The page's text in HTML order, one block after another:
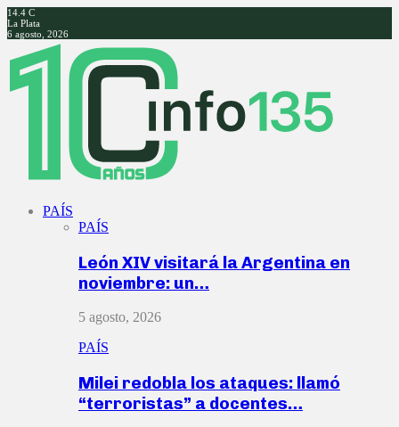
14.4 C
La Plata
6 agosto, 2026
Facebook
Twitter
Instagram
Youtube
PAÍS
PAÍS
León XIV visitará la Argentina en
noviembre: un…
5 agosto, 2026
PAÍS
Milei redobla los ataques: llamó
“terroristas” a docentes…